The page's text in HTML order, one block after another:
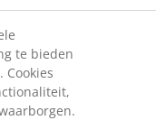
te bieden
Cookies